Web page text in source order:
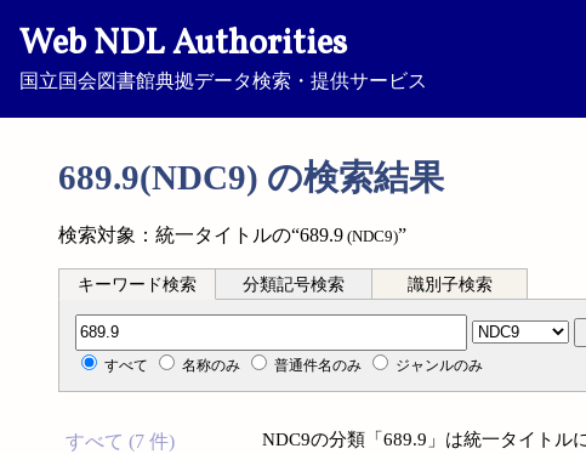
Web NDL Authorities
国立国会図書館典拠データ検索・提供サービス
689.9(NDC9) の検索結果
検索対象：統一タイトルの“689.9 (NDC9)”
キーワード検索 分類記号検索 識別子検索
分類記号検索
すべて 名称のみ 普通件名のみ ジャンルのみ
すべて (7 件)
NDC9の分類「689.9」は統一タイトル